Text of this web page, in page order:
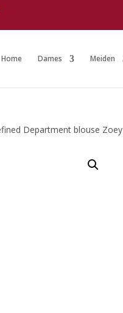
Home Dames Meiden
Department blouse Zoey